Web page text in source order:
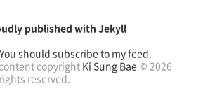
published withJekyll
You should subscribe to my feed.
copyright Ki Sung Bae© 2026
reserved.